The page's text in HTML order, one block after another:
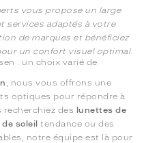
vous propose un large
services adaptés à votre
de marques et bénéficiez
un confort visuel optimal.
: un choix varié de
, nous vous offrons une
optiques pour répondre à
des lunettes de
soleil tendance ou des
notre équipe est là pour